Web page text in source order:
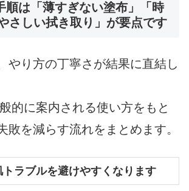
順は「薄すぎない塗布」「時
さしい拭き取り」が要点です
やり方の丁寧さが結果に直結し
的に案内される使い方をもと
敗を減らす流れをまとめます。
ラブルを避けやすくなります